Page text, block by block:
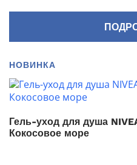
НОВИНКА
Гель-уход для душа
Кокосовое море